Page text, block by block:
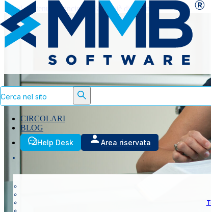
Vai al contenuto principale Vai al piè di pagina
Cerca
CIRCOLARI
BLOG
Help Desk
Area riservata